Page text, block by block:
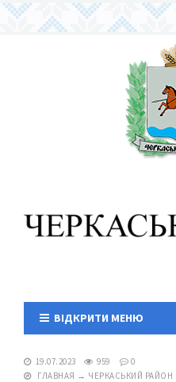
ВІДКРИТИ МЕНЮ
19.07.2023 959
0
ГЛАВНАЯ → ЧЕРКАСЬКИЙ РАЙОН